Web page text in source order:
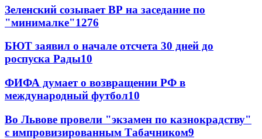
Зеленский созывает ВР на заседание по
"минималке"1276
БЮТ заявил о начале отсчета 30 дней до
роспуска Рады10
ФИФА думает о возвращении РФ в
международный футбол10
Во Львове провели "экзамен по казнокрадству"
с импровизированным Табачником9